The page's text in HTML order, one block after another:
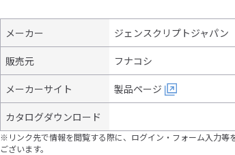
メーカー ジェンスクリプトジャパン
販売元 フナコシ
メーカーサイト 製品ページ
カタログダウンロード
※リンク先で情報を閲覧する際に、ログイン・フォーム入力等
ございます。